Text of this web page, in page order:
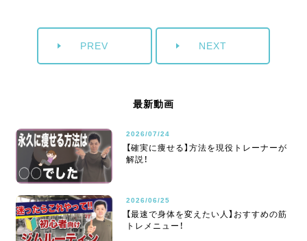
PREV NEXT
最新動画
2026/07/24
【確実に痩せる】方法を現役トレーナーが
解説！
2026/06/25
【最速で身体を変えたい人】おすすめの筋
トレメニュー！